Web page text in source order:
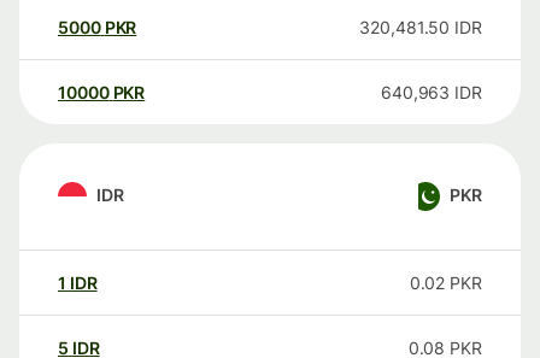
5000 PKR 320,481.50 IDR
10000 PKR 640,963 IDR
IDR PKR
1 IDR 0.02 PKR
5 IDR 0.08 PKR